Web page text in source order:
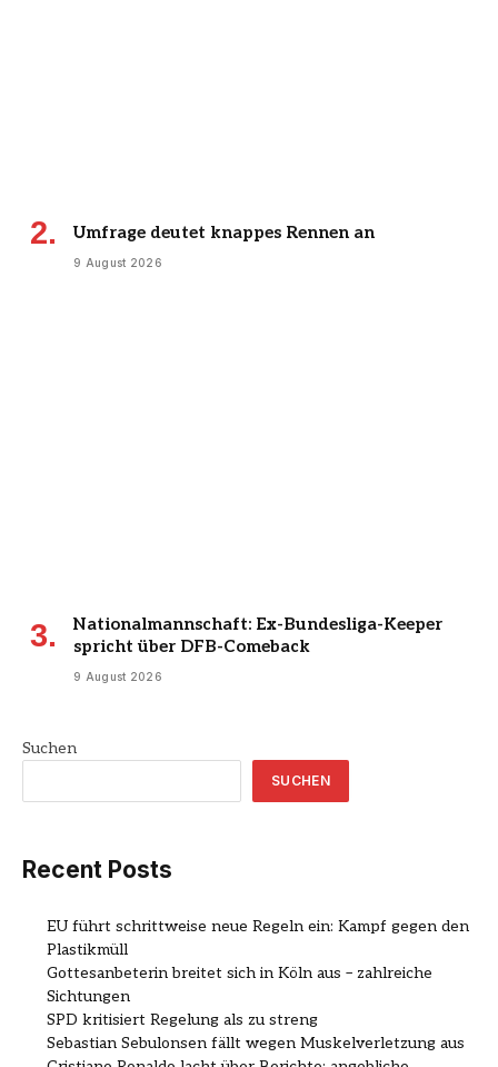
Umfrage deutet knappes Rennen an
9 August 2026
Nationalmannschaft: Ex-Bundesliga-Keeper
spricht über DFB-Comeback
9 August 2026
Suchen
SUCHEN
Recent Posts
EU führt schrittweise neue Regeln ein: Kampf gegen den
Plastikmüll
Gottesanbeterin breitet sich in Köln aus – zahlreiche
Sichtungen
SPD kritisiert Regelung als zu streng
Sebastian Sebulonsen fällt wegen Muskelverletzung aus